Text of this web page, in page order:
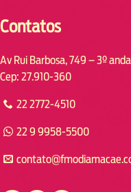
Contatos
Av Rui Barbosa, 749 – 3º
Cep: 27.910-360
22 2772-4510
22 9 9958-5500